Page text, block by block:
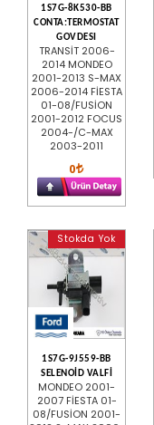
1S7G-8K530-BB
CONTA:TERMOSTAT
GOVDESI
TRANSİT 2006-
2014 MONDEO
2001-2013 S-MAX
2006-2014 FİESTA
01-08/FUSİON
2001-2012 FOCUS
2004-/C-MAX
2003-2011
0
Stokda Yok
1S7G-9J559-BB
SELENOİD VALFİ
MONDEO 2001-
2007 FİESTA 01-
08/FUSİON 2001-